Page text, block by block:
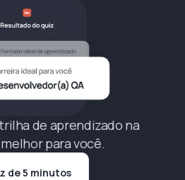
de aprendizado na
para você.
de 5 minutos